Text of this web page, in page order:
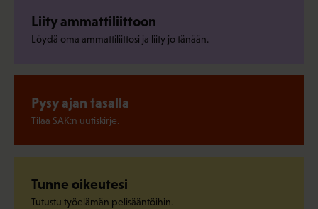
Liity ammattiliittoon
Löydä oma ammattiliittosi ja liity jo tänään.
Pysy ajan tasalla
Tilaa SAK:n uutiskirje.
Tunne oikeutesi
Tutustu työelämän pelisääntöihin.